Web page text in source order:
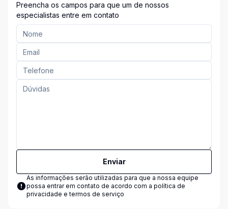
Preencha os campos para que um de nossos
especialistas entre em contato
Enviar
As informações serão utilizadas para que a nossa equipe
possa entrar em contato de acordo com a política de
privacidade e termos de serviço